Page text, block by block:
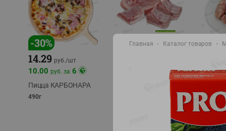
-30%
14.29 руб./шт
10.00 руб. за 6
Пицца КАРБОНАРА
490г
-17%
11.99
охлажд
Главная Каталог товаров